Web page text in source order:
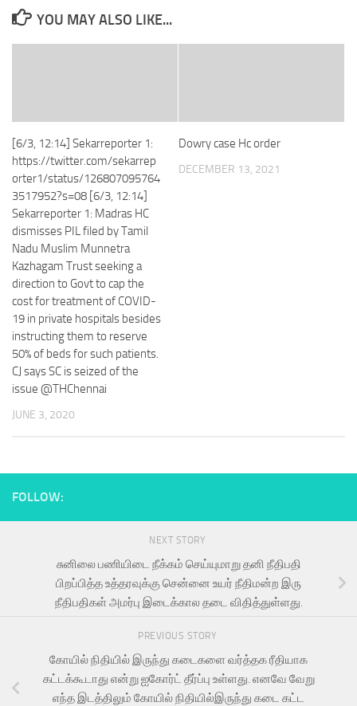
YOU MAY ALSO LIKE...
[6/3, 12:14] Sekarreporter 1:
https://twitter.com/sekarrep
orter1/status/126807095764
3517952?s=08 [6/3, 12:14]
Sekarreporter 1: Madras HC
dismisses PIL filed by Tamil
Nadu Muslim Munnetra
Kazhagam Trust seeking a
direction to Govt to cap the
cost for treatment of COVID-
19 in private hospitals besides
instructing them to reserve
50% of beds for such patients.
CJ says SC is seized of the
issue @THChennai
JUNE 3, 2020
Dowry case Hc order
DECEMBER 13, 2021
FOLLOW:
NEXT STORY
சுனிலை பணியிடை நீக்கம் செய்யுமாறு தனி நீதிபதி
பிறப்பித்த உத்தரவுக்கு சென்னை உயர் நீதிமன்ற இரு
நீதிபதிகள் அமர்பு இடைக்கால தடை விதித்துள்ளது.
PREVIOUS STORY
கோயில் நிதியில் இருந்து கடைகளை வர்த்தக ரீதியாக
கட்டக்கூடாது என்று ஐகோர்ட் தீர்ப்பு உள்ளது. எனவே வேறு
எந்த இடத்திலும் கோயில் நிதியில்இருந்து கடை கட்ட